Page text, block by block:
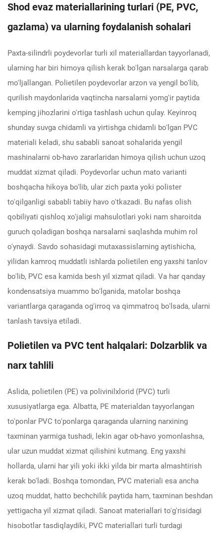
Shod evaz materiallarining turlari (PE, PVC,
gazlama) va ularning foydalanish sohalari
Paxta-silindrli poydevorlar turli xil materiallardan tayyorlanadi,
ularning har biri himoya qilish kerak bo'lgan narsalarga qarab
mo'ljallangan. Polietilen poydevorlar arzon va yengil bo'lib,
qurilish maydonlarida vaqtincha narsalarni yomg'ir paytida
kemping jihozlarini o'rtiga tashlash uchun qulay. Keyinroq
shunday suvga chidamli va yirtishga chidamli bo'lgan PVC
materiali keladi, shu sababli sanoat sohalarida yengil
mashinalarni ob-havo zararlaridan himoya qilish uchun uzoq
muddat xizmat qiladi. Poydevorlar uchun mato varianti
boshqacha hikoya bo'lib, ular zich paxta yoki polister
to'qilganligi sababli tabiiy havo o'tkazadi. Bu nafas olish
qobiliyati qishloq xo'jaligi mahsulotlari yoki nam sharoitda
guruch qoladigan boshqa narsalarni saqlashda muhim rol
o'ynaydi. Savdo sohasidagi mutaxassislarning aytishicha,
yilidan kamroq muddatli ishlarda polietilen eng yaxshi tanlov
bo'lib, PVC esa kamida besh yil xizmat qiladi. Va har qanday
kondensatsiya muammo bo'lganida, matolar boshqa
variantlarga qaraganda og'irroq va qimmatroq bo'lsada, ularni
tanlash tavsiya etiladi.
Polietilen va PVC tent halqalari: Dolzarblik va
narx tahlili
Aslida, polietilen (PE) va polivinilxlorid (PVC) turli
xususiyatlarga ega. Albatta, PE materialdan tayyorlangan
to'ponlar PVC to'ponlarga qaraganda ularning narxining
taxminan yarmiga tushadi, lekin agar ob-havo yomonlashsa,
ular uzun muddat xizmat qilishini kutmang. Eng yaxshi
hollarda, ularni har yili yoki ikki yilda bir marta almashtirish
kerak bo'ladi. Boshqa tomondan, PVC materiali esa ancha
uzoq muddat, hatto bechchilik paytida ham, taxminan beshdan
yettigacha yil xizmat qiladi. Sanoat materiallari to'g'risidagi
hisobotlar tasdiqlaydiki, PVC materiallari turli turdagi